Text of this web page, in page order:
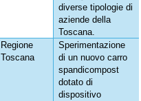
diverse tipologie di
aziende della
Toscana.
Regione
Toscana
Sperimentazione
di un nuovo carro
spandicompost
dotato di
dispositivo